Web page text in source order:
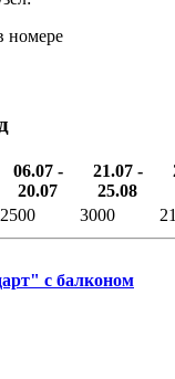
номере
06.07 -
20.07
21.07 -
25.08
2500 3000
с балконом